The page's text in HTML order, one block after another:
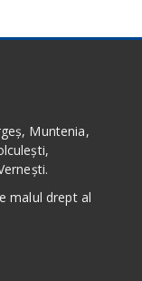
Muntenia,
malul drept al